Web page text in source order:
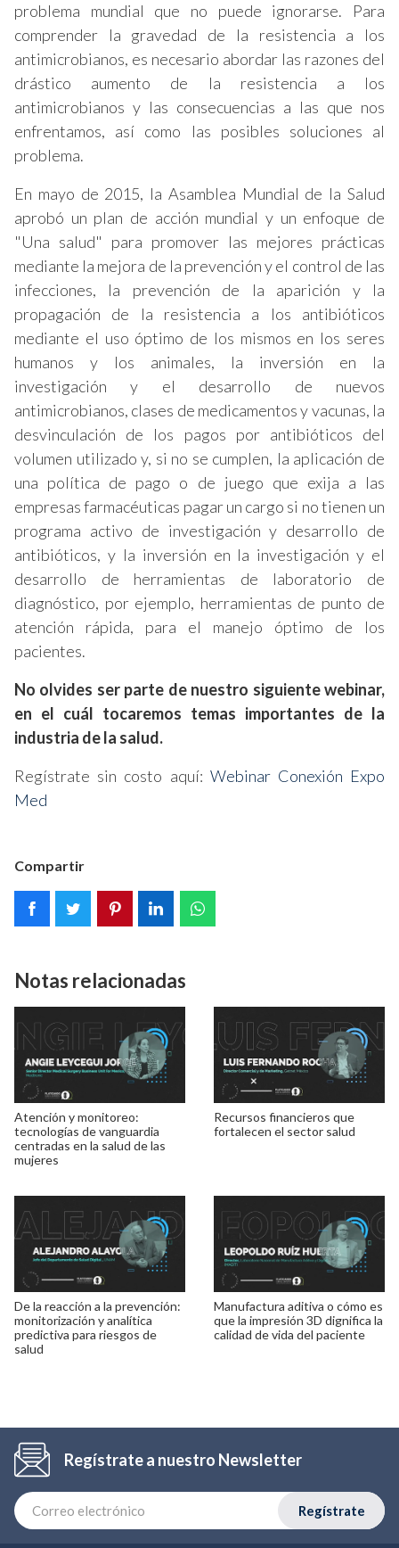
problema mundial que no puede ignorarse. Para
comprender la gravedad de la resistencia a los
antimicrobianos, es necesario abordar las razones del
drástico aumento de la resistencia a los
antimicrobianos y las consecuencias a las que nos
enfrentamos, así como las posibles soluciones al
problema.
En mayo de 2015, la Asamblea Mundial de la Salud
aprobó un plan de acción mundial y un enfoque de
"Una salud" para promover las mejores prácticas
mediante la mejora de la prevención y el control de las
infecciones, la prevención de la aparición y la
propagación de la resistencia a los antibióticos
mediante el uso óptimo de los mismos en los seres
humanos y los animales, la inversión en la
investigación y el desarrollo de nuevos
antimicrobianos, clases de medicamentos y vacunas, la
desvinculación de los pagos por antibióticos del
volumen utilizado y, si no se cumplen, la aplicación de
una política de pago o de juego que exija a las
empresas farmacéuticas pagar un cargo si no tienen un
programa activo de investigación y desarrollo de
antibióticos, y la inversión en la investigación y el
desarrollo de herramientas de laboratorio de
diagnóstico, por ejemplo, herramientas de punto de
atención rápida, para el manejo óptimo de los
pacientes.
No olvides ser parte de nuestro siguiente webinar,
en el cuál tocaremos temas importantes de la
industria de la salud.
Regístrate sin costo aquí: Webinar Conexión Expo
Med
Compartir
Notas relacionadas
Atención y monitoreo:
tecnologías de vanguardia
centradas en la salud de las
mujeres
Recursos financieros que
fortalecen el sector salud
De la reacción a la prevención:
monitorización y analítica
predictiva para riesgos de
salud
Manufactura aditiva o cómo es
que la impresión 3D dignifica la
calidad de vida del paciente
Regístrate a nuestro Newsletter
Regístrate